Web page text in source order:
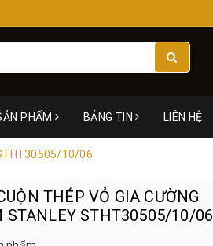
PHẨM BẢNG TIN LIÊN HỆ
10/06
THÉP VỎ GIA CƯỜNG
STANLEY STHT30505/10/06